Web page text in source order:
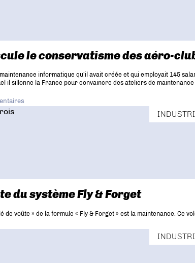
le conservatisme des aéro-
informatique qu’il avait créée et qui employait 145
il sillonne la France pour convaincre des ateliers de
du système Fly & Forget
de voûte » de la formule « Fly & Forget » est la maintenance. Ce